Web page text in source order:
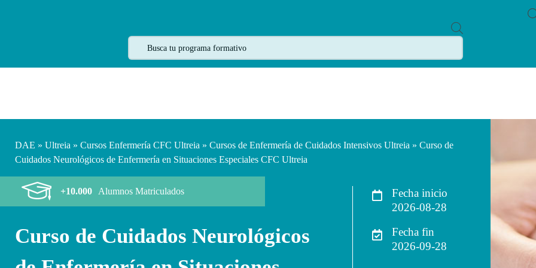
R
D
A
DAE » Ultreia » Cursos Enfermería CFC Ultreia » Cursos de Enfermería de Cuidados Intensivos Ultreia » Curso de
Cuidados Neurológicos de Enfermería en Situaciones Especiales CFC Ultreia
+10.000 Alumnos Matriculados
Curso de Cuidados Neurológicos
Fecha inicio
2026-08-28
Fecha fin
2026-09-28